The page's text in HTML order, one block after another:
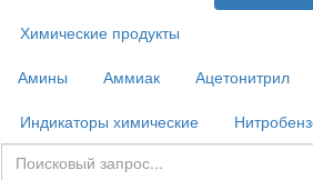
Химические продукты
Амины
Аммиак Ацетонитрил
Индикаторы химические